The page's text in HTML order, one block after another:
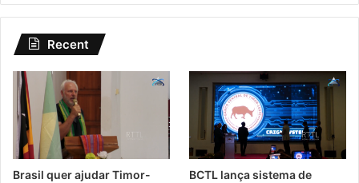
Recent
Brasil quer ajudar Timor-
BCTL lança sistema de